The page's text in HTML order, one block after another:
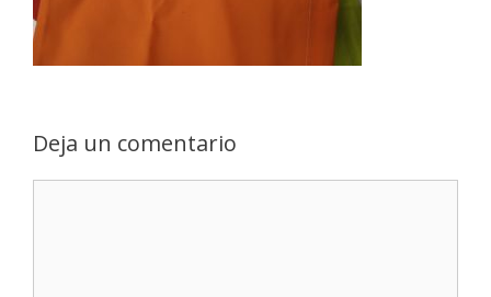
Deja un comentario